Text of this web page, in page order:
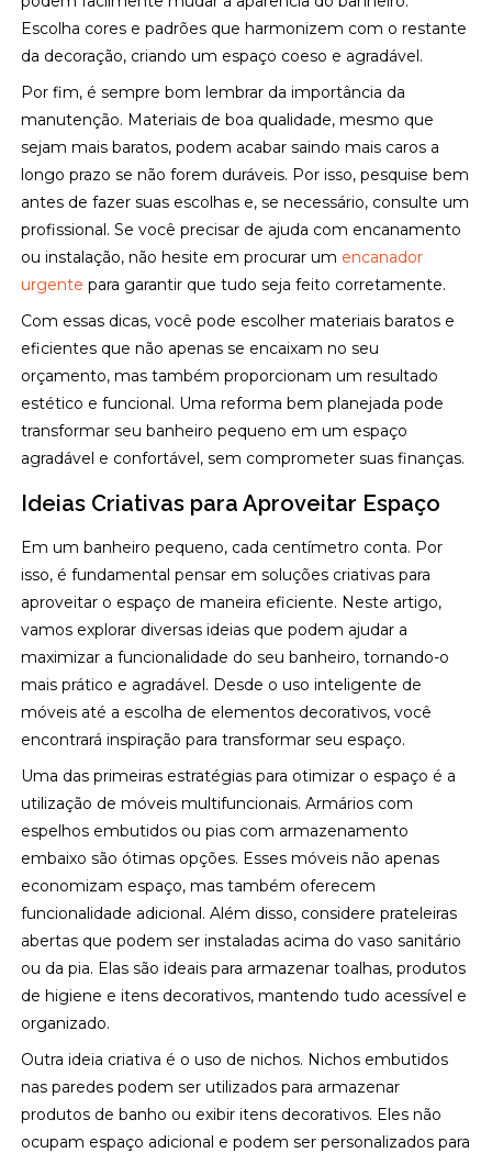
Escolha cores e padrões que harmonizem com o restante
da decoração, criando um espaço coeso e agradável.
Por fim, é sempre bom lembrar da importância da
manutenção. Materiais de boa qualidade, mesmo que
sejam mais baratos, podem acabar saindo mais caros a
longo prazo se não forem duráveis. Por isso, pesquise bem
antes de fazer suas escolhas e, se necessário, consulte um
profissional. Se você precisar de ajuda com encanamento
ou instalação, não hesite em procurar um encanador
urgente para garantir que tudo seja feito corretamente.
Com essas dicas, você pode escolher materiais baratos e
eficientes que não apenas se encaixam no seu
orçamento, mas também proporcionam um resultado
estético e funcional. Uma reforma bem planejada pode
transformar seu banheiro pequeno em um espaço
agradável e confortável, sem comprometer suas finanças.
Ideias Criativas para Aproveitar Espaço
Em um banheiro pequeno, cada centímetro conta. Por
isso, é fundamental pensar em soluções criativas para
aproveitar o espaço de maneira eficiente. Neste artigo,
vamos explorar diversas ideias que podem ajudar a
maximizar a funcionalidade do seu banheiro, tornando-o
mais prático e agradável. Desde o uso inteligente de
móveis até a escolha de elementos decorativos, você
encontrará inspiração para transformar seu espaço.
Uma das primeiras estratégias para otimizar o espaço é a
utilização de móveis multifuncionais. Armários com
espelhos embutidos ou pias com armazenamento
embaixo são ótimas opções. Esses móveis não apenas
economizam espaço, mas também oferecem
funcionalidade adicional. Além disso, considere prateleiras
abertas que podem ser instaladas acima do vaso sanitário
ou da pia. Elas são ideais para armazenar toalhas, produtos
de higiene e itens decorativos, mantendo tudo acessível e
organizado.
Outra ideia criativa é o uso de nichos. Nichos embutidos
nas paredes podem ser utilizados para armazenar
produtos de banho ou exibir itens decorativos. Eles não
ocupam espaço adicional e podem ser personalizados para